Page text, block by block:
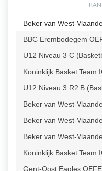
Beker van West-
BBC Erembodegem
U12 Niveau 3 C
Koninklijk Basket Team
U12 Niveau 3 R2 B
Beker van West-
Beker van West-
Beker van West-
Koninklijk Basket Team
Gent-Oost Eagles